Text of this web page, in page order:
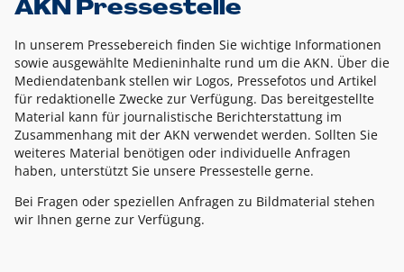
AKN Pressestelle
In unserem Pressebereich finden Sie wichtige Informationen
sowie ausgewählte Medieninhalte rund um die AKN. Über die
Mediendatenbank stellen wir Logos, Pressefotos und Artikel
für redaktionelle Zwecke zur Verfügung. Das bereitgestellte
Material kann für journalistische Berichterstattung im
Zusammenhang mit der AKN verwendet werden. Sollten Sie
weiteres Material benötigen oder individuelle Anfragen
haben, unterstützt Sie unsere Pressestelle gerne.
Bei Fragen oder speziellen Anfragen zu Bildmaterial stehen
wir Ihnen gerne zur Verfügung.